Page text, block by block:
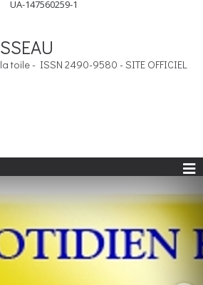
UA-147560259-1
toile - ISSN 2490-9580 - SITE OFFICIEL